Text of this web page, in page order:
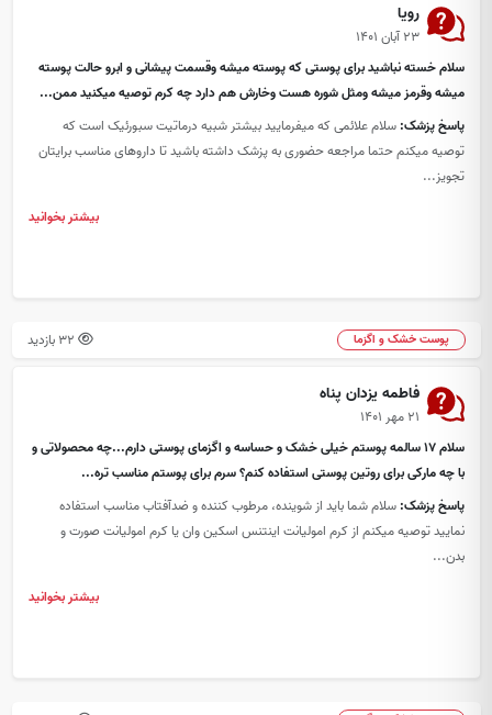
رویا
۲۳ آبان ۱۴۰۱
سلام خسته نباشید برای پوستی که پوسته میشه وقسمت پیشانی و ابرو حالت پوسته
میشه وقرمز میشه ومثل شوره هست وخارش هم دارد چه کرم توصیه میکنید ممن...
پاسخ پزشک: سلام علائمی که میفرمایید بیشتر شبیه درماتیت سبورئیک است که
توصیه میکنم حتما مراجعه حضوری به پزشک داشته باشید تا داروهای مناسب برایتان
تجویز...
بیشتر بخوانید
پوست خشک و اگزما
فاطمه یزدان پناه
۲۱ مهر ۱۴۰۱
سلام ۱۷ سالمه پوستم خیلی خشک و حساسه و اگزمای پوستی دارم...چه محصولاتی و
با چه مارکی برای روتین پوستی استفاده کنم؟ سرم برای پوستم مناسب تره...
پاسخ پزشک: سلام شما باید از شوینده، مرطوب کننده و ضدآفتاب مناسب استفاده
نمایید توصیه میکنم از کرم امولیانت اینتنس اسکین وان یا کرم امولیانت صورت و
بدن...
بیشتر بخوانید